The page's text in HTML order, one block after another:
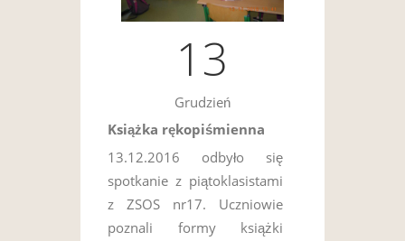
13
Grudzień
Książka rękopiśmienna
13.12.2016 odbyło się
spotkanie z piątoklasistami
z ZSOS nr17. Uczniowie
poznali formy książki